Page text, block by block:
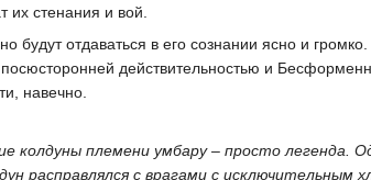
их стенания и вой.
отдаваться в его сознании ясно и
действительностью и
навечно.
племени умбару – просто легенда.
расправлялся с врагами с исключительным